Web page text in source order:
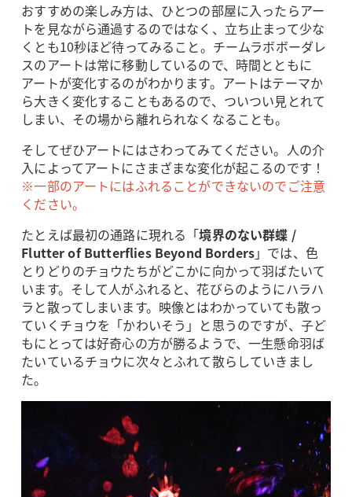
おすすめの楽しみ方は、ひとつの部屋に入ったらアー
トを見ながら通過するのではなく、立ち止まって少な
くとも10秒ほど待ってみること。チームラボボーダレ
スのアートは常に移動しているので、時間とともに
アートが変化するのがわかります。アートはテーマか
ら大きく変化することもあるので、ついつい見とれて
しまい、その場から離れられなくなることも。
そしてぜひアートにはさわってみてください。人の介
入によってアートにさまざまな変化が起こるのです！
※一部のアートにはふれることができないのでご注意
ください。
たとえば最初の通路に現れる「境界のない群蝶 /
Flutter of Butterflies Beyond Borders」では、色
とりどりのチョウたちがどこかに向かって羽ばたいて
います。そして人がふれると、花びらのようにハラハ
ラと散ってしまいます。映像とはわかっていても散っ
ていくチョウを「かわいそう」と思うのですが、子ど
もにとっては好奇心の方が勝るようで、一生懸命羽ば
たいているチョウに次々とふれて散らしていきまし
た。